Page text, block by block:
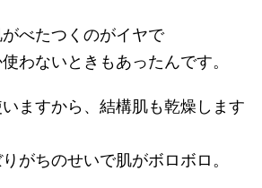
べたつくのがイヤで
わないときもあったんです。
ますから、結構肌も乾燥します
がちのせいで肌がボロボロ。